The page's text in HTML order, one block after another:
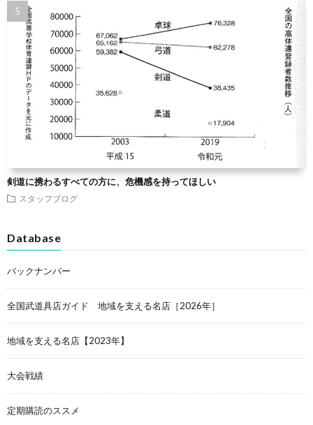
剣道に携わるすべての方に、危機感を持ってほしい
スタッフブログ
Database
バックナンバー
全国武道具店ガイド 地域を支える名店［2026年］
地域を支える名店【2023年】
大会戦績
定期購読のススメ